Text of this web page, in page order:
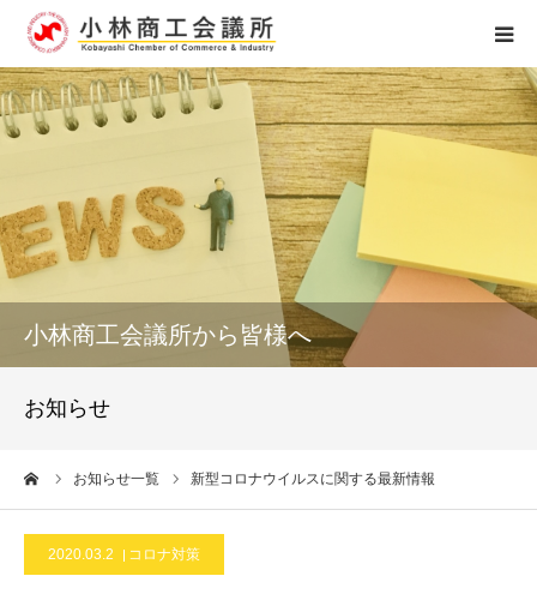
小林商工会議所から皆様へ
お知らせ
お知らせ一覧 新型コロナウイルスに関する最新情報
2020.03.2 コロナ対策
ホーム
アクセス
個人情報保護
0984-23-4121